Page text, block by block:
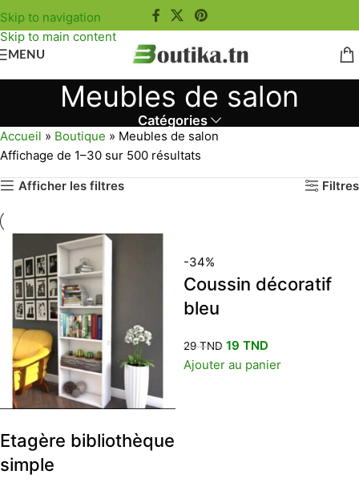
Skip to navigation
Skip to main content
MENU
Meubles de salon
Catégories
Accueil » Boutique » Meubles de salon
Affichage de 1–30 sur 500 résultats
Afficher les filtres
Filtres
Etagère bibliothèque
simple
-34%
Coussin décoratif
bleu
29TND 19 TND
Ajouter au panier